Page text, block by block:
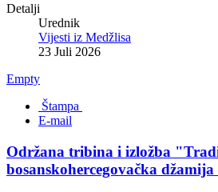
Detalji
Urednik
Vijesti iz Medžlisa
23 Juli 2026
Empty
Štampa
E-mail
Održana tribina i izložba
bosanskohercegovačka